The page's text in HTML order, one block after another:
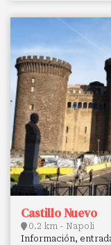
Castillo Nuevo
0.2 km - Napoli
Información,